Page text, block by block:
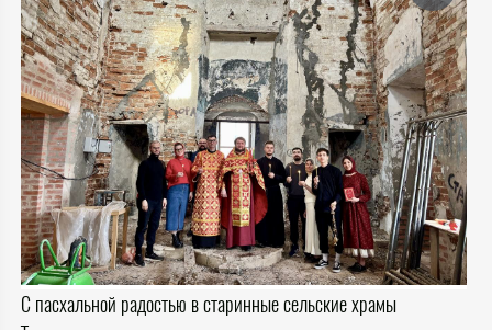
С пасхальной радостью в старинные сельские храмы